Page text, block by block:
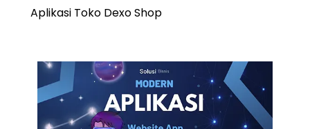
Aplikasi Toko Dexo Shop